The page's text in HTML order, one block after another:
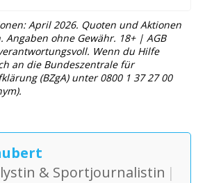
April 2026. Quoten und Aktionen
Angaben ohne Gewähr. 18+ | AGB
Wenn du Hilfe
an die Bundeszentrale für
(BZgA) unter 0800 1 37 27 00
& Sportjournalistin |